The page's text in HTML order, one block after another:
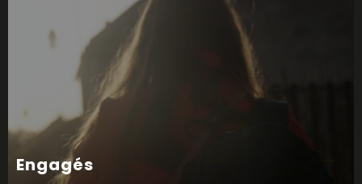
Engagés